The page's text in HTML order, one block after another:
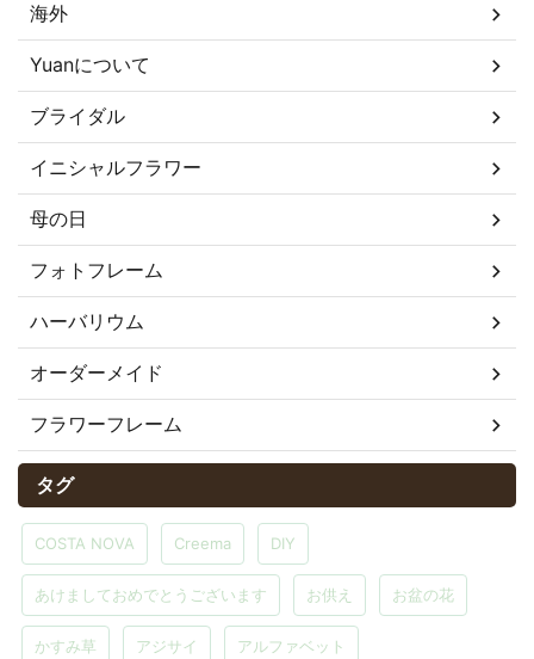
海外
Yuanについて
ブライダル
イニシャルフラワー
母の日
フォトフレーム
ハーバリウム
オーダーメイド
フラワーフレーム
タグ
COSTA NOVA Creema DIY
あけましておめでとうございます お供え お盆の花
かすみ草 アジサイ アルファベット